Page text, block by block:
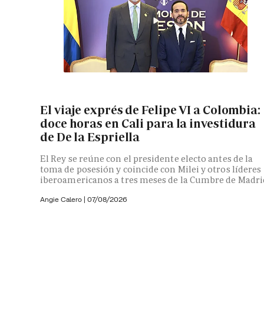
El viaje exprés de Felipe VI a Colombia:
doce horas en Cali para la investidura
de De la Espriella
El Rey se reúne con el presidente electo antes de la
toma de posesión y coincide con Milei y otros líderes
iberoamericanos a tres meses de la Cumbre de
Angie Calero | 07/08/2026